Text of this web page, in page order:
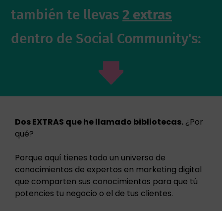
también te llevas 2 extras
dentro de Social Community's:
Dos EXTRAS que he llamado bibliotecas. ¿Por
qué?
Porque aquí tienes todo un universo de
conocimientos de expertos en marketing digital
que comparten sus conocimientos para que tú
potencies tu negocio o el de tus clientes.